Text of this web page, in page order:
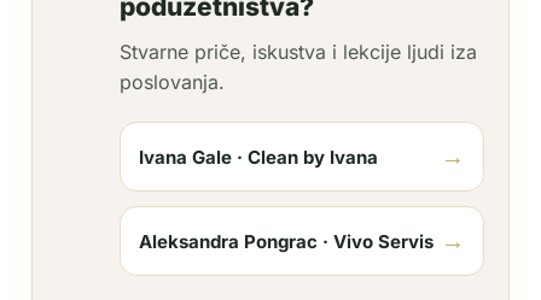
poduzetništva?
Stvarne priče, iskustva i lekcije ljudi iza
poslovanja.
Ivana Gale · Clean by Ivana →
Aleksandra Pongrac · Vivo Servis →